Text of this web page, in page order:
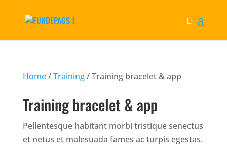
Home/Training/ Training bracelet & app
Training bracelet & app
Pellentesque habitant morbi tristique senectus
et netus et malesuada fames ac turpis egestas.